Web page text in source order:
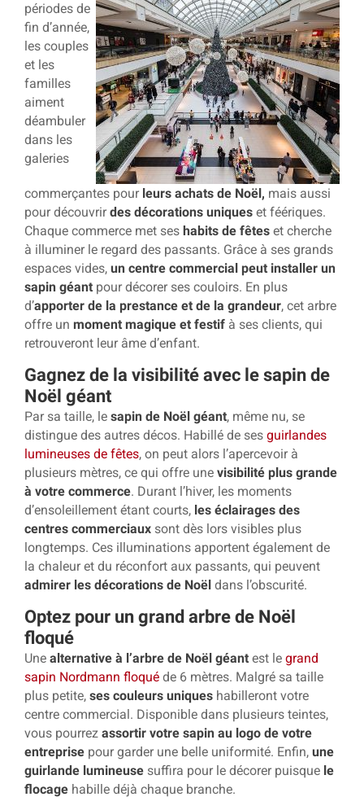
périodes de
fin d’année,
les couples
et les
familles
aiment
déambuler
dans les
galeries
commerçantes pour leurs achats de Noël, mais aussi
pour découvrirdes décorations uniques et féériques.
Chaque commerce met ses habits de fêtes et cherche
à illuminer le regard des passants. Grâce à ses grands
espaces vides, un centre commercial peut installer un
sapin géant pour décorer ses couloirs. En plus
d’apporter de la prestance et de la grandeur, cet arbre
offre un moment magique et festif à ses clients, qui
retrouveront leur âme d’enfant.
Gagnez de la visibilité avec le sapin de
Noël géant
Par sa taille, le sapin de Noël géant, même nu, se
distingue des autres décos. Habillé de ses guirlandes
lumineuses de fêtes, on peut alors l’apercevoir à
plusieurs mètres, ce qui offre une visibilité plus grande
à votre commerce. Durant l’hiver, les moments
d’ensoleillement étant courts, les éclairages des
centres commerciaux sont dès lors visibles plus
longtemps. Ces illuminations apportent également de
la chaleur et du réconfort aux passants, qui peuvent
admirer les décorations de Noël dans l’obscurité.
Optez pour un grand arbre de Noël
floqué
Une alternative à l’arbre de Noël géant est le grand
sapin Nordmann floqué de 6 mètres. Malgré sa taille
plus petite, ses couleurs uniques habilleront votre
centre commercial. Disponible dans plusieurs teintes,
vous pourrez assortir votre sapin au logo de votre
entreprise pour garder une belle uniformité. Enfin, une
guirlande lumineuse suffira pour le décorer puisque le
flocage habille déjà chaque branche.